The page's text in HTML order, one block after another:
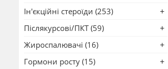
Ін'єкційні стероїди (253)
Післякурсові/ПКТ (59)
Жироспалювачі (16)
Гормони росту (15)